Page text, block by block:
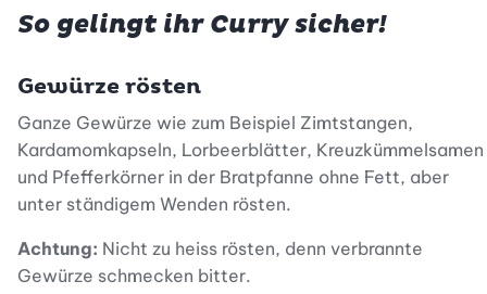
So gelingt ihr Curry sicher!
Gewürze rösten
Ganze Gewürze wie zum Beispiel Zimtstangen,
Kardamomkapseln, Lorbeerblätter, Kreuzkümmelsamen
und Pfefferkörner in der Bratpfanne ohne Fett, aber
unter ständigem Wenden rösten.
Achtung: Nicht zu heiss rösten, denn verbrannte
Gewürze schmecken bitter.